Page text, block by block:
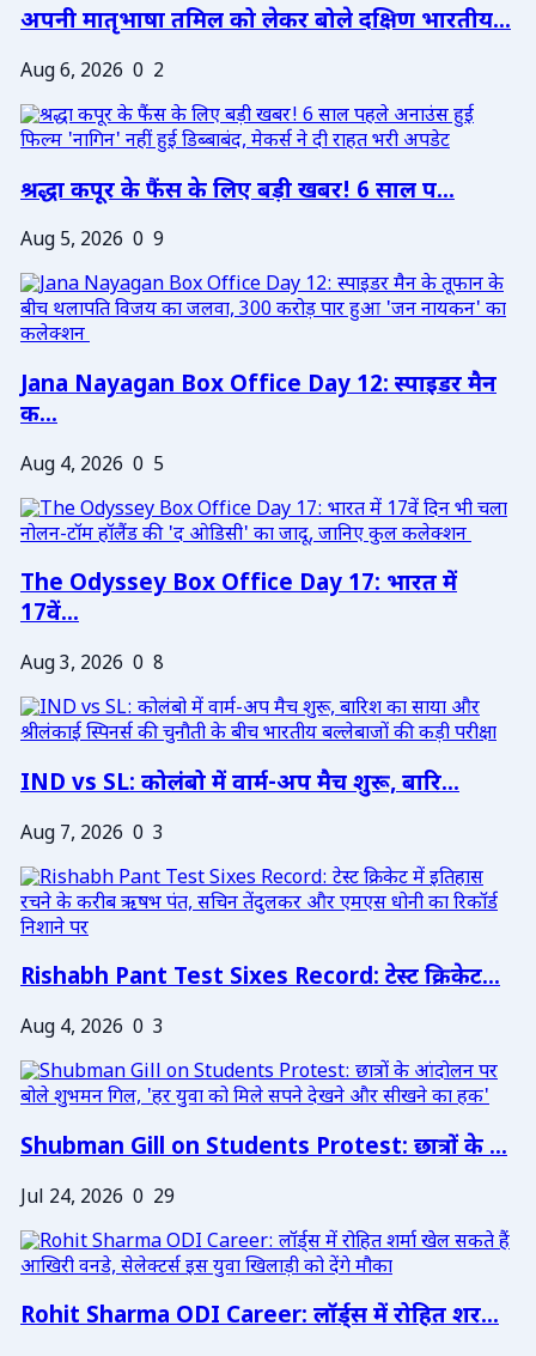
अपनी मातृभाषा तमिल को लेकर बोले दक्षिण भारतीय...
Aug 6, 2026 0 2
श्रद्धा कपूर के फैंस के लिए बड़ी खबर! 6 साल प...
Aug 5, 2026 0 9
Jana Nayagan Box Office Day 12: स्पाइडर मैन
क...
Aug 4, 2026 0 5
The Odyssey Box Office Day 17: भारत में
17वें...
Aug 3, 2026 0 8
IND vs SL: कोलंबो में वार्म-अप मैच शुरू, बारि...
Aug 7, 2026 0 3
Rishabh Pant Test Sixes Record: टेस्ट क्रिकेट...
Aug 4, 2026 0 3
Shubman Gill on Students Protest: छात्रों के ...
Jul 24, 2026 0 29
Rohit Sharma ODI Career: लॉर्ड्स में रोहित शर...